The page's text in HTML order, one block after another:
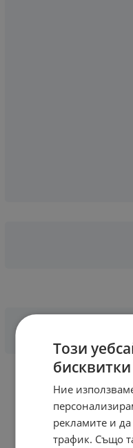
Този
бисквитки
Ние
рекламите и
трафик. Също